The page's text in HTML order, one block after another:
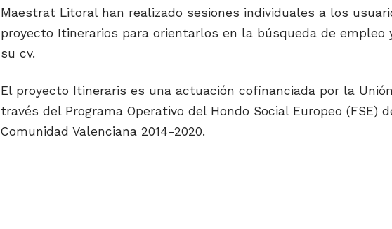
Maestrat Litoral han realizado sesiones individuales a los
proyecto Itinerarios para orientarlos en la búsqueda de empleo
su cv.
El proyecto Itineraris es una actuación cofinanciada por la
través del Programa Operativo del Hondo Social Europeo (FSE)
Comunidad Valenciana 2014-2020.